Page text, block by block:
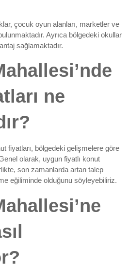
çocuk oyun alanları, marketler ve
Ayrıca bölgedeki okullar
sağlamaktadır.
ne
fiyatları, bölgedeki gelişmelere göre
olarak, uygun fiyatlı konut
son zamanlarda artan talep
eğiliminde olduğunu söyleyebiliriz.